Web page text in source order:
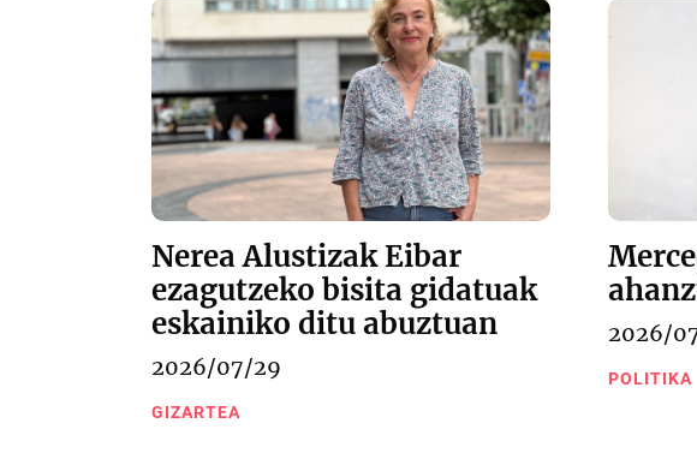
Nerea Alustizak Eibar
ezagutzeko bisita gidatuak
eskainiko ditu abuztuan
2026/07/29
GIZARTEA
2026/
POLITIKA